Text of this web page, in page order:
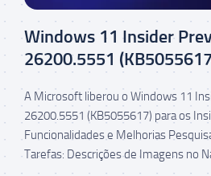
Windows 11 Insider
26200.5551
A Microsoft liberou o Windows 11
26200.5551 (KB5055617) para os
Funcionalidades e Melhorias
Tarefas: Descrições de Imagens no